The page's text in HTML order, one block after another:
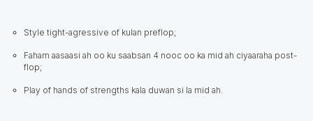
Style tight-agressive of kulan preflop;
Faham aasaasi ah oo ku saabsan 4 nooc oo ka mid ah ciyaaraha post-
flop;
Play of hands of strengths kala duwan si la mid ah.